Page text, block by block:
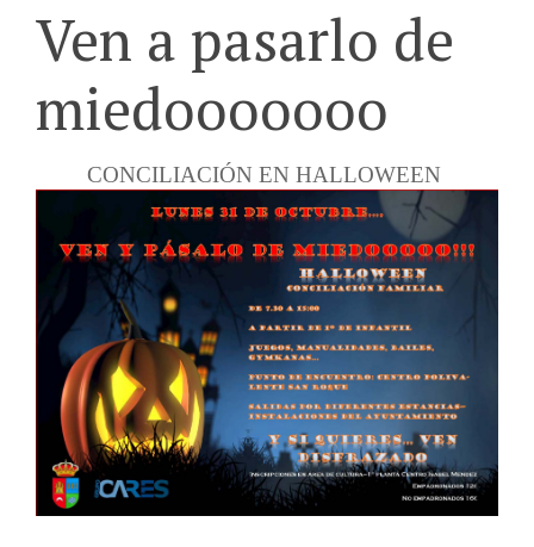
Ven a pasarlo de
miedooooooo
CONCILIACIÓN EN HALLOWEEN